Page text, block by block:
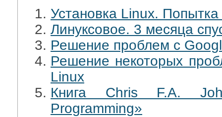
Установка Linux. Попытка
Линуксовое. 3 месяца
Решение проблем с
Решение некоторых
Linux
Книга Chris F.A.
Programming»